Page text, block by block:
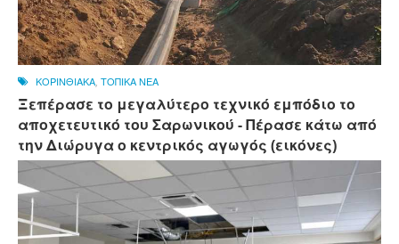
ΚΟΡΙΝΘΙΑΚΑ ΤΟΠΙΚΑ ΝΕΑ
Ξεπέρασε το μεγαλύτερο τεχνικό εμπόδιο το
αποχετευτικό του Σαρωνικού - Πέρασε κάτω από
την Διώρυγα ο κεντρικός αγωγός (εικόνες)